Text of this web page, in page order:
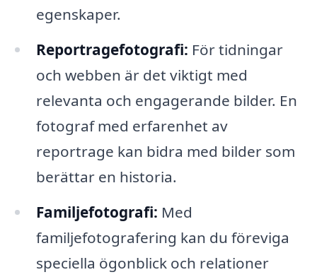
egenskaper.
Reportragefotografi: För tidningar
och webben är det viktigt med
relevanta och engagerande bilder. En
fotograf med erfarenhet av
reportrage kan bidra med bilder som
berättar en historia.
Familjefotografi: Med
familjefotografering kan du föreviga
speciella ögonblick och relationer